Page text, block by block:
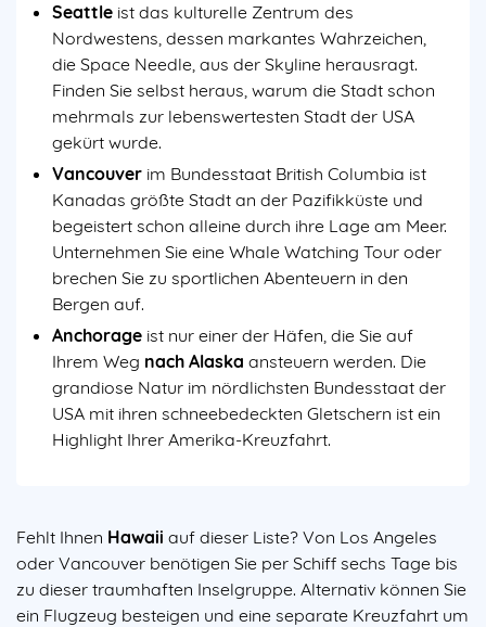
Seattle ist das kulturelle Zentrum des
Nordwestens, dessen markantes Wahrzeichen,
die Space Needle, aus der Skyline herausragt.
Finden Sie selbst heraus, warum die Stadt schon
mehrmals zur lebenswertesten Stadt der USA
gekürt wurde.
Vancouver im Bundesstaat British Columbia ist
Kanadas größte Stadt an der Pazifikküste und
begeistert schon alleine durch ihre Lage am Meer.
Unternehmen Sie eine Whale Watching Tour oder
brechen Sie zu sportlichen Abenteuern in den
Bergen auf.
Anchorage ist nur einer der Häfen, die Sie auf
Ihrem Weg nach Alaska ansteuern werden. Die
grandiose Natur im nördlichsten Bundesstaat der
USA mit ihren schneebedeckten Gletschern ist ein
Highlight Ihrer Amerika-Kreuzfahrt.
Fehlt Ihnen Hawaii auf dieser Liste? Von Los Angeles
oder Vancouver benötigen Sie per Schiff sechs Tage bis
zu dieser traumhaften Inselgruppe. Alternativ können Sie
ein Flugzeug besteigen und eine separate Kreuzfahrt um